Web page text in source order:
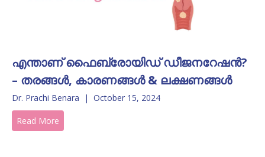
എന്താണ് ഫൈബ്രോയിഡ് ഡീജനറേഷൻ?
– തരങ്ങൾ, കാരണങ്ങൾ & ലക്ഷണങ്ങൾ
Dr. Prachi Benara | October 15, 2024
Read More